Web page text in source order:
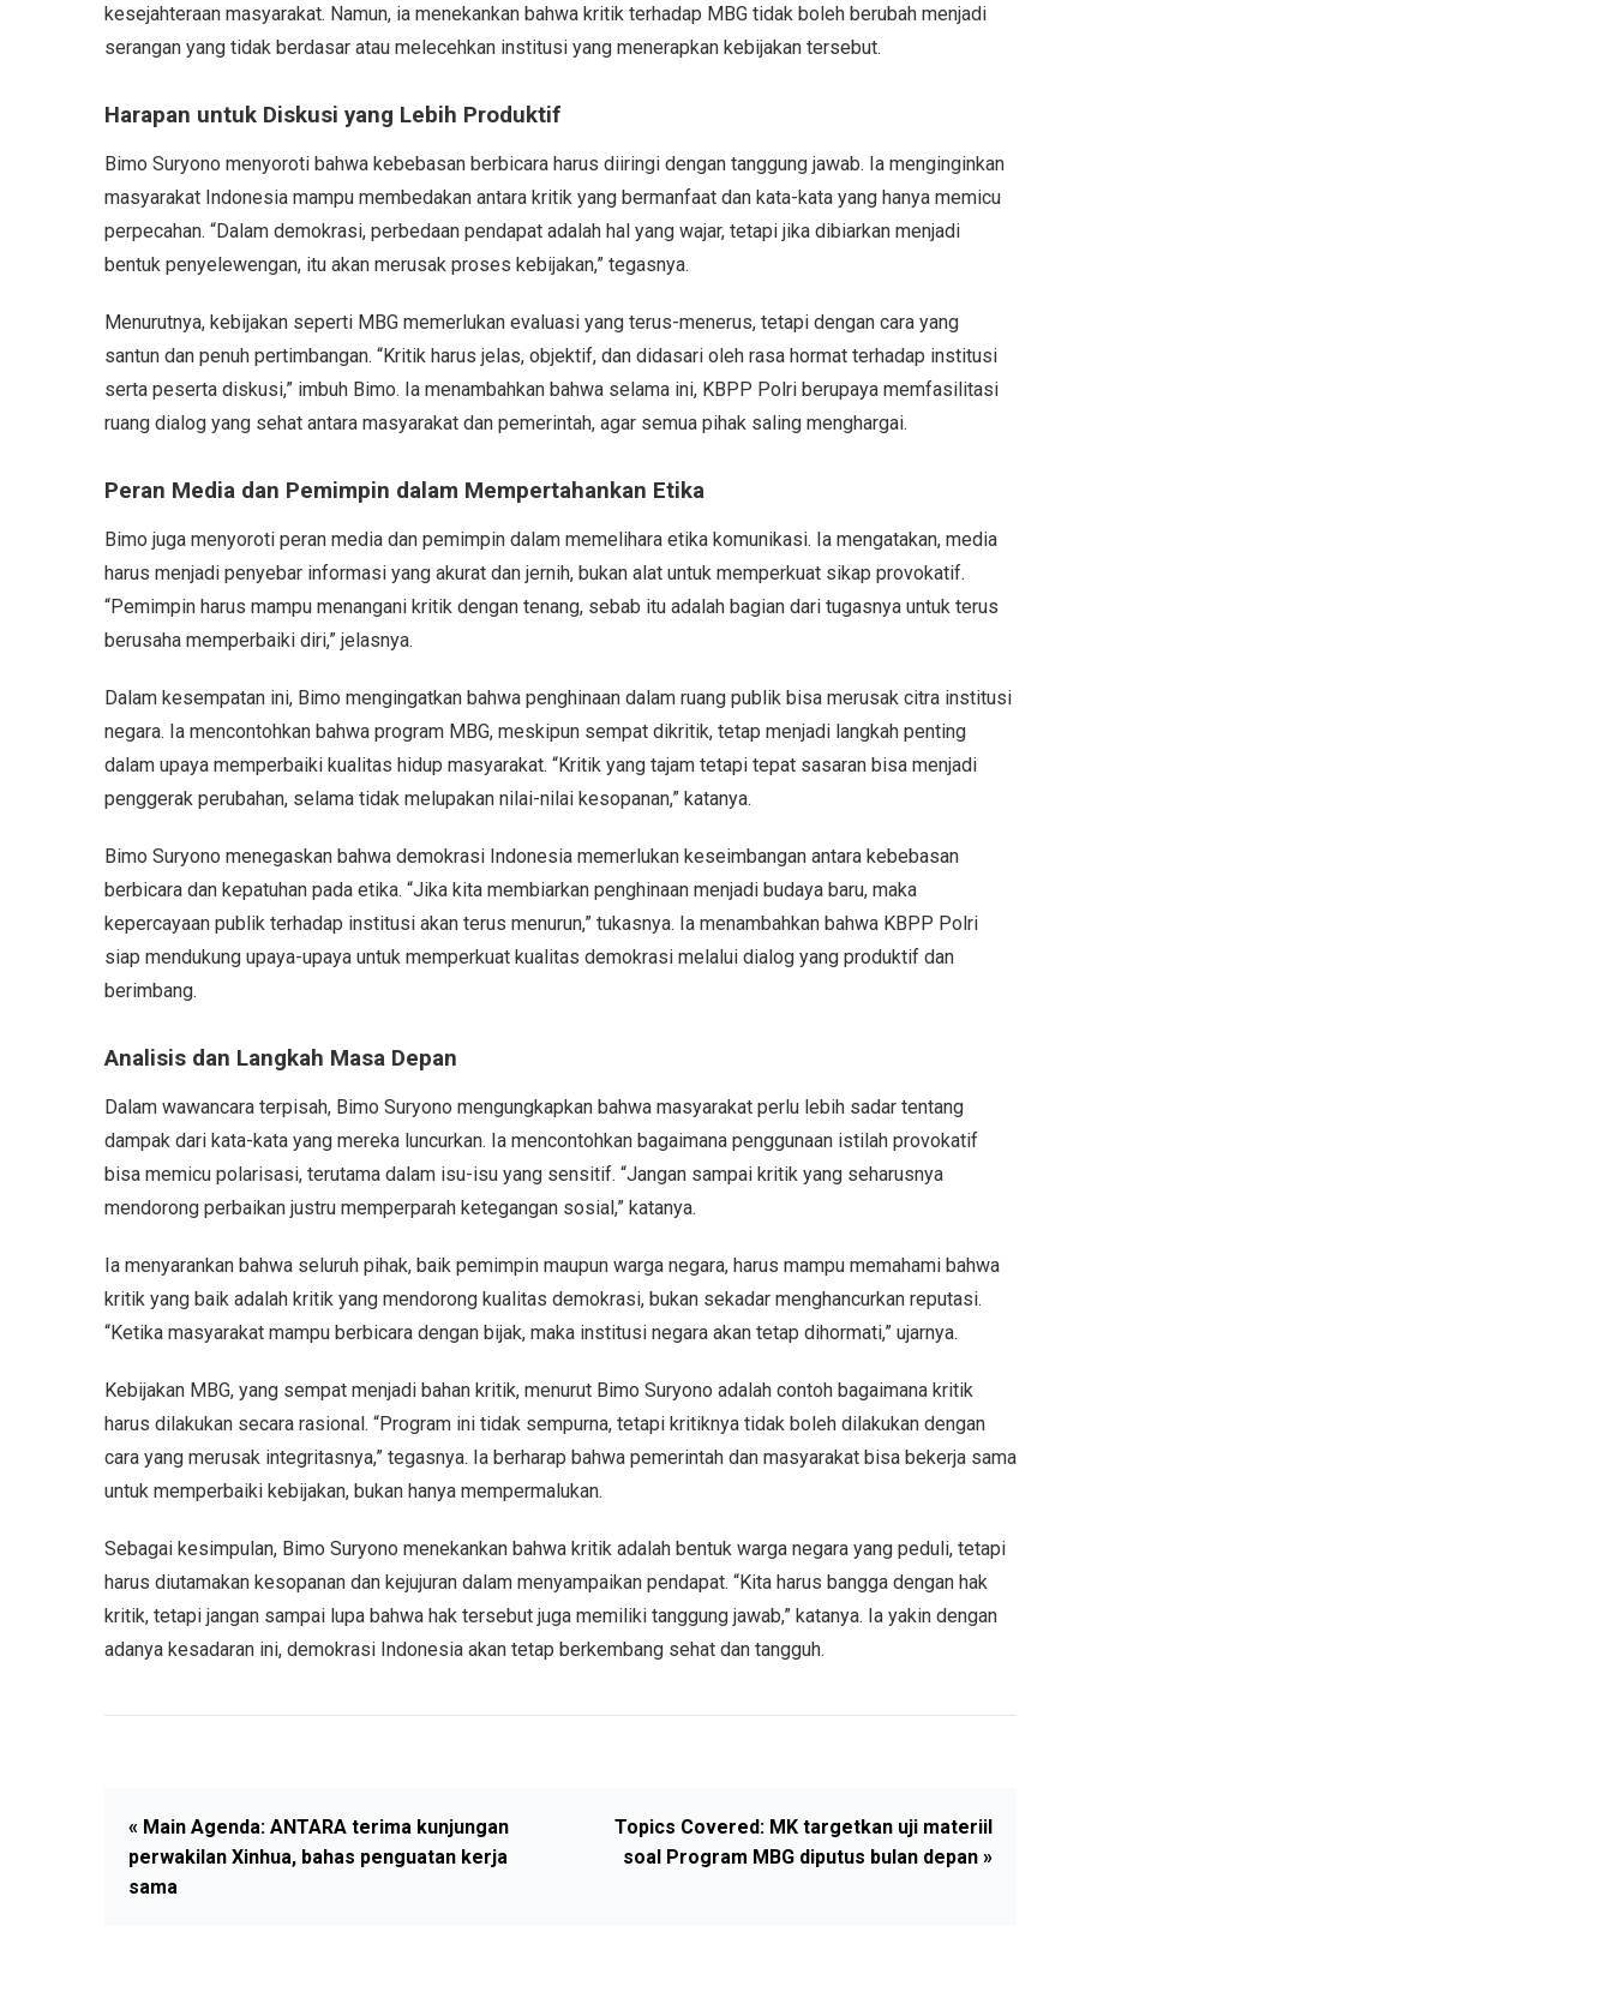
kesejahteraan masyarakat. Namun, ia menekankan bahwa kritik terhadap MBG tidak boleh berubah menjadi
serangan yang tidak berdasar atau melecehkan institusi yang menerapkan kebijakan tersebut.
Harapan untuk Diskusi yang Lebih Produktif
Bimo Suryono menyoroti bahwa kebebasan berbicara harus diiringi dengan tanggung jawab. Ia menginginkan
masyarakat Indonesia mampu membedakan antara kritik yang bermanfaat dan kata-kata yang hanya memicu
perpecahan. “Dalam demokrasi, perbedaan pendapat adalah hal yang wajar, tetapi jika dibiarkan menjadi
bentuk penyelewengan, itu akan merusak proses kebijakan,” tegasnya.
Menurutnya, kebijakan seperti MBG memerlukan evaluasi yang terus-menerus, tetapi dengan cara yang
santun dan penuh pertimbangan. “Kritik harus jelas, objektif, dan didasari oleh rasa hormat terhadap institusi
serta peserta diskusi,” imbuh Bimo. Ia menambahkan bahwa selama ini, KBPP Polri berupaya memfasilitasi
ruang dialog yang sehat antara masyarakat dan pemerintah, agar semua pihak saling menghargai.
Peran Media dan Pemimpin dalam Mempertahankan Etika
Bimo juga menyoroti peran media dan pemimpin dalam memelihara etika komunikasi. Ia mengatakan, media
harus menjadi penyebar informasi yang akurat dan jernih, bukan alat untuk memperkuat sikap provokatif.
“Pemimpin harus mampu menangani kritik dengan tenang, sebab itu adalah bagian dari tugasnya untuk terus
berusaha memperbaiki diri,” jelasnya.
Dalam kesempatan ini, Bimo mengingatkan bahwa penghinaan dalam ruang publik bisa merusak citra institusi
negara. Ia mencontohkan bahwa program MBG, meskipun sempat dikritik, tetap menjadi langkah penting
dalam upaya memperbaiki kualitas hidup masyarakat. “Kritik yang tajam tetapi tepat sasaran bisa menjadi
penggerak perubahan, selama tidak melupakan nilai-nilai kesopanan,” katanya.
Bimo Suryono menegaskan bahwa demokrasi Indonesia memerlukan keseimbangan antara kebebasan
berbicara dan kepatuhan pada etika. “Jika kita membiarkan penghinaan menjadi budaya baru, maka
kepercayaan publik terhadap institusi akan terus menurun,” tukasnya. Ia menambahkan bahwa KBPP Polri
siap mendukung upaya-upaya untuk memperkuat kualitas demokrasi melalui dialog yang produktif dan
berimbang.
Analisis dan Langkah Masa Depan
Dalam wawancara terpisah, Bimo Suryono mengungkapkan bahwa masyarakat perlu lebih sadar tentang
dampak dari kata-kata yang mereka luncurkan. Ia mencontohkan bagaimana penggunaan istilah provokatif
bisa memicu polarisasi, terutama dalam isu-isu yang sensitif. “Jangan sampai kritik yang seharusnya
mendorong perbaikan justru memperparah ketegangan sosial,” katanya.
Ia menyarankan bahwa seluruh pihak, baik pemimpin maupun warga negara, harus mampu memahami bahwa
kritik yang baik adalah kritik yang mendorong kualitas demokrasi, bukan sekadar menghancurkan reputasi.
“Ketika masyarakat mampu berbicara dengan bijak, maka institusi negara akan tetap dihormati,” ujarnya.
Kebijakan MBG, yang sempat menjadi bahan kritik, menurut Bimo Suryono adalah contoh bagaimana kritik
harus dilakukan secara rasional. “Program ini tidak sempurna, tetapi kritiknya tidak boleh dilakukan dengan
cara yang merusak integritasnya,” tegasnya. Ia berharap bahwa pemerintah dan masyarakat bisa bekerja sama
untuk memperbaiki kebijakan, bukan hanya mempermalukan.
Sebagai kesimpulan, Bimo Suryono menekankan bahwa kritik adalah bentuk warga negara yang peduli, tetapi
harus diutamakan kesopanan dan kejujuran dalam menyampaikan pendapat. “Kita harus bangga dengan hak
kritik, tetapi jangan sampai lupa bahwa hak tersebut juga memiliki tanggung jawab,” katanya. Ia yakin dengan
adanya kesadaran ini, demokrasi Indonesia akan tetap berkembang sehat dan tangguh.
« Main Agenda: ANTARA terima kunjungan
perwakilan Xinhua, bahas penguatan kerja
sama
Topics Covered: MK targetkan uji materiil
soal Program MBG diputus bulan depan »